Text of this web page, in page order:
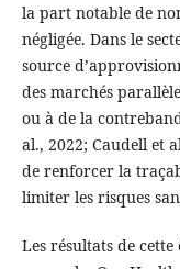
la part notable de
négligée. Dans le
source
des marchés
ou à de la
al., 2022; Caudell et
de renforcer la
limiter les risques
Les résultats de